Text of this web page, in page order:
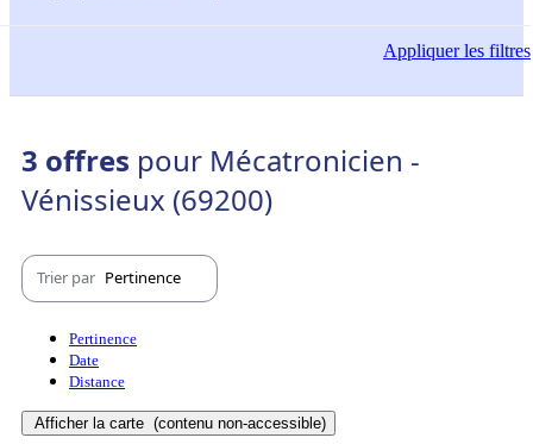
Appliquerles filtres
3 offres pour Mécatronicien -
Vénissieux (69200)
Trier par Pertinence
Pertinence
Date
Distance
Afficher la carte (contenu non-accessible)